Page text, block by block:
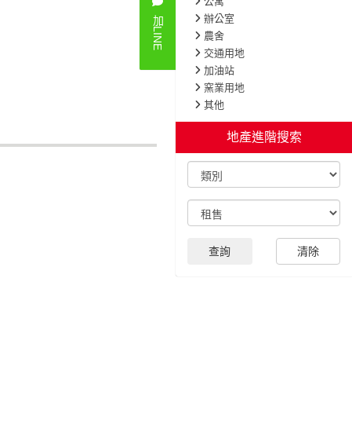
辦公室
農舍
交通用地
加油站
窯業用地
其他
地產進階搜索
查詢 清除
加LINE